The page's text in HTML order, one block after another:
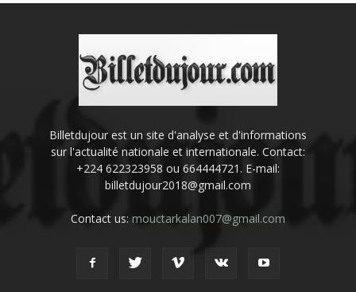
Billetdujour est un site d'analyse et d'informations
sur l'actualité nationale et internationale. Contact:
+224 622323958 ou 664444721. E-mail:
billetdujour2018@gmail.com
Contact us: mouctarkalan007@gmail.com